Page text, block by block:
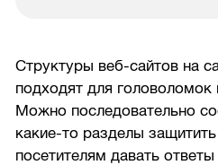
Структуры веб-сайтов на
подходят для головоломок
Можно последовательно
какие-то разделы
посетителям давать